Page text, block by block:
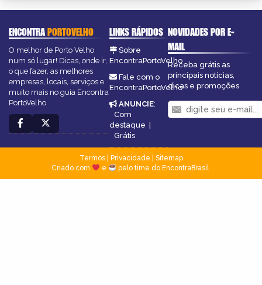
ENCONTRAPORTOVELHO
O melhor de Porto Velho
num só lugar! Dicas, onde ir,
o que fazer, as melhores
empresas, locais, serviços e
muito mais no guia Encontra
PortoVelho
LINKS RÁPIDOS
Sobre
EncontraPortoVelho
Fale com o
EncontraPortoVelho
ANUNCIE:
Com
destaque
Grátis
NOVIDADES POR E-
MAIL
Receba grátis as
principais notícias,
dicas e promoções
Termos| Privacidade
Sitemap
Criado com
e pelo time do EncontraBrasil